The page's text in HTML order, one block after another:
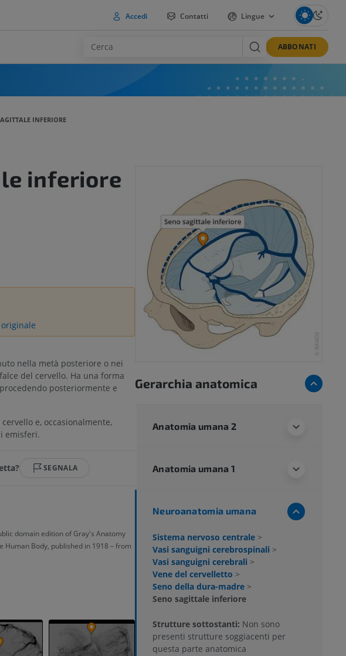
Accedi Contatti Lingue
ABBONATI
INFERIORE
inferiore
nella metà posteriore o nei
del cervello. Ha una forma
posteriormente e
e, occasionalmente,
emisferi.
SEGNALA
domain edition of Gray's Anatomy
Human Body, published in 1918 – from
Gerarchia anatomica
Anatomia umana 2
Anatomia umana 1
Neuroanatomia umana
Sistema nervoso centrale >
Vasi sanguigni cerebrospinali >
Vasi sanguigni cerebrali >
Vene del cervelletto >
Seno della dura-madre >
Seno sagittale inferiore
Strutture sottostanti: Non sono
presenti strutture soggiacenti per
questa parte anatomica